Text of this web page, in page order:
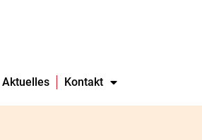
Aktuelles Kontakt